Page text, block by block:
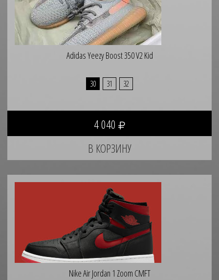
Adidas Yeezy Boost 350 V2 Kid
30 31 32
4 040
Nike Air Jordan 1 Zoom CMFT